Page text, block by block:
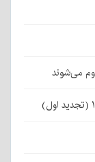
می‌شوند